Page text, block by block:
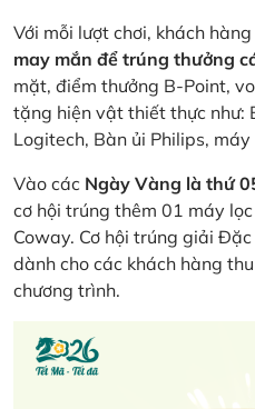
Với mỗi lượt chơi, khách hàng
may mắn để trúng thưởng
mặt, điểm thưởng B-Point,
tặng hiện vật thiết thực như:
Logitech, Bàn ủi Philips,
Vào các Ngày Vàng là thứ
cơ hội trúng thêm 01 máy
Coway. Cơ hội trúng giải
dành cho các khách hàng
chương trình.